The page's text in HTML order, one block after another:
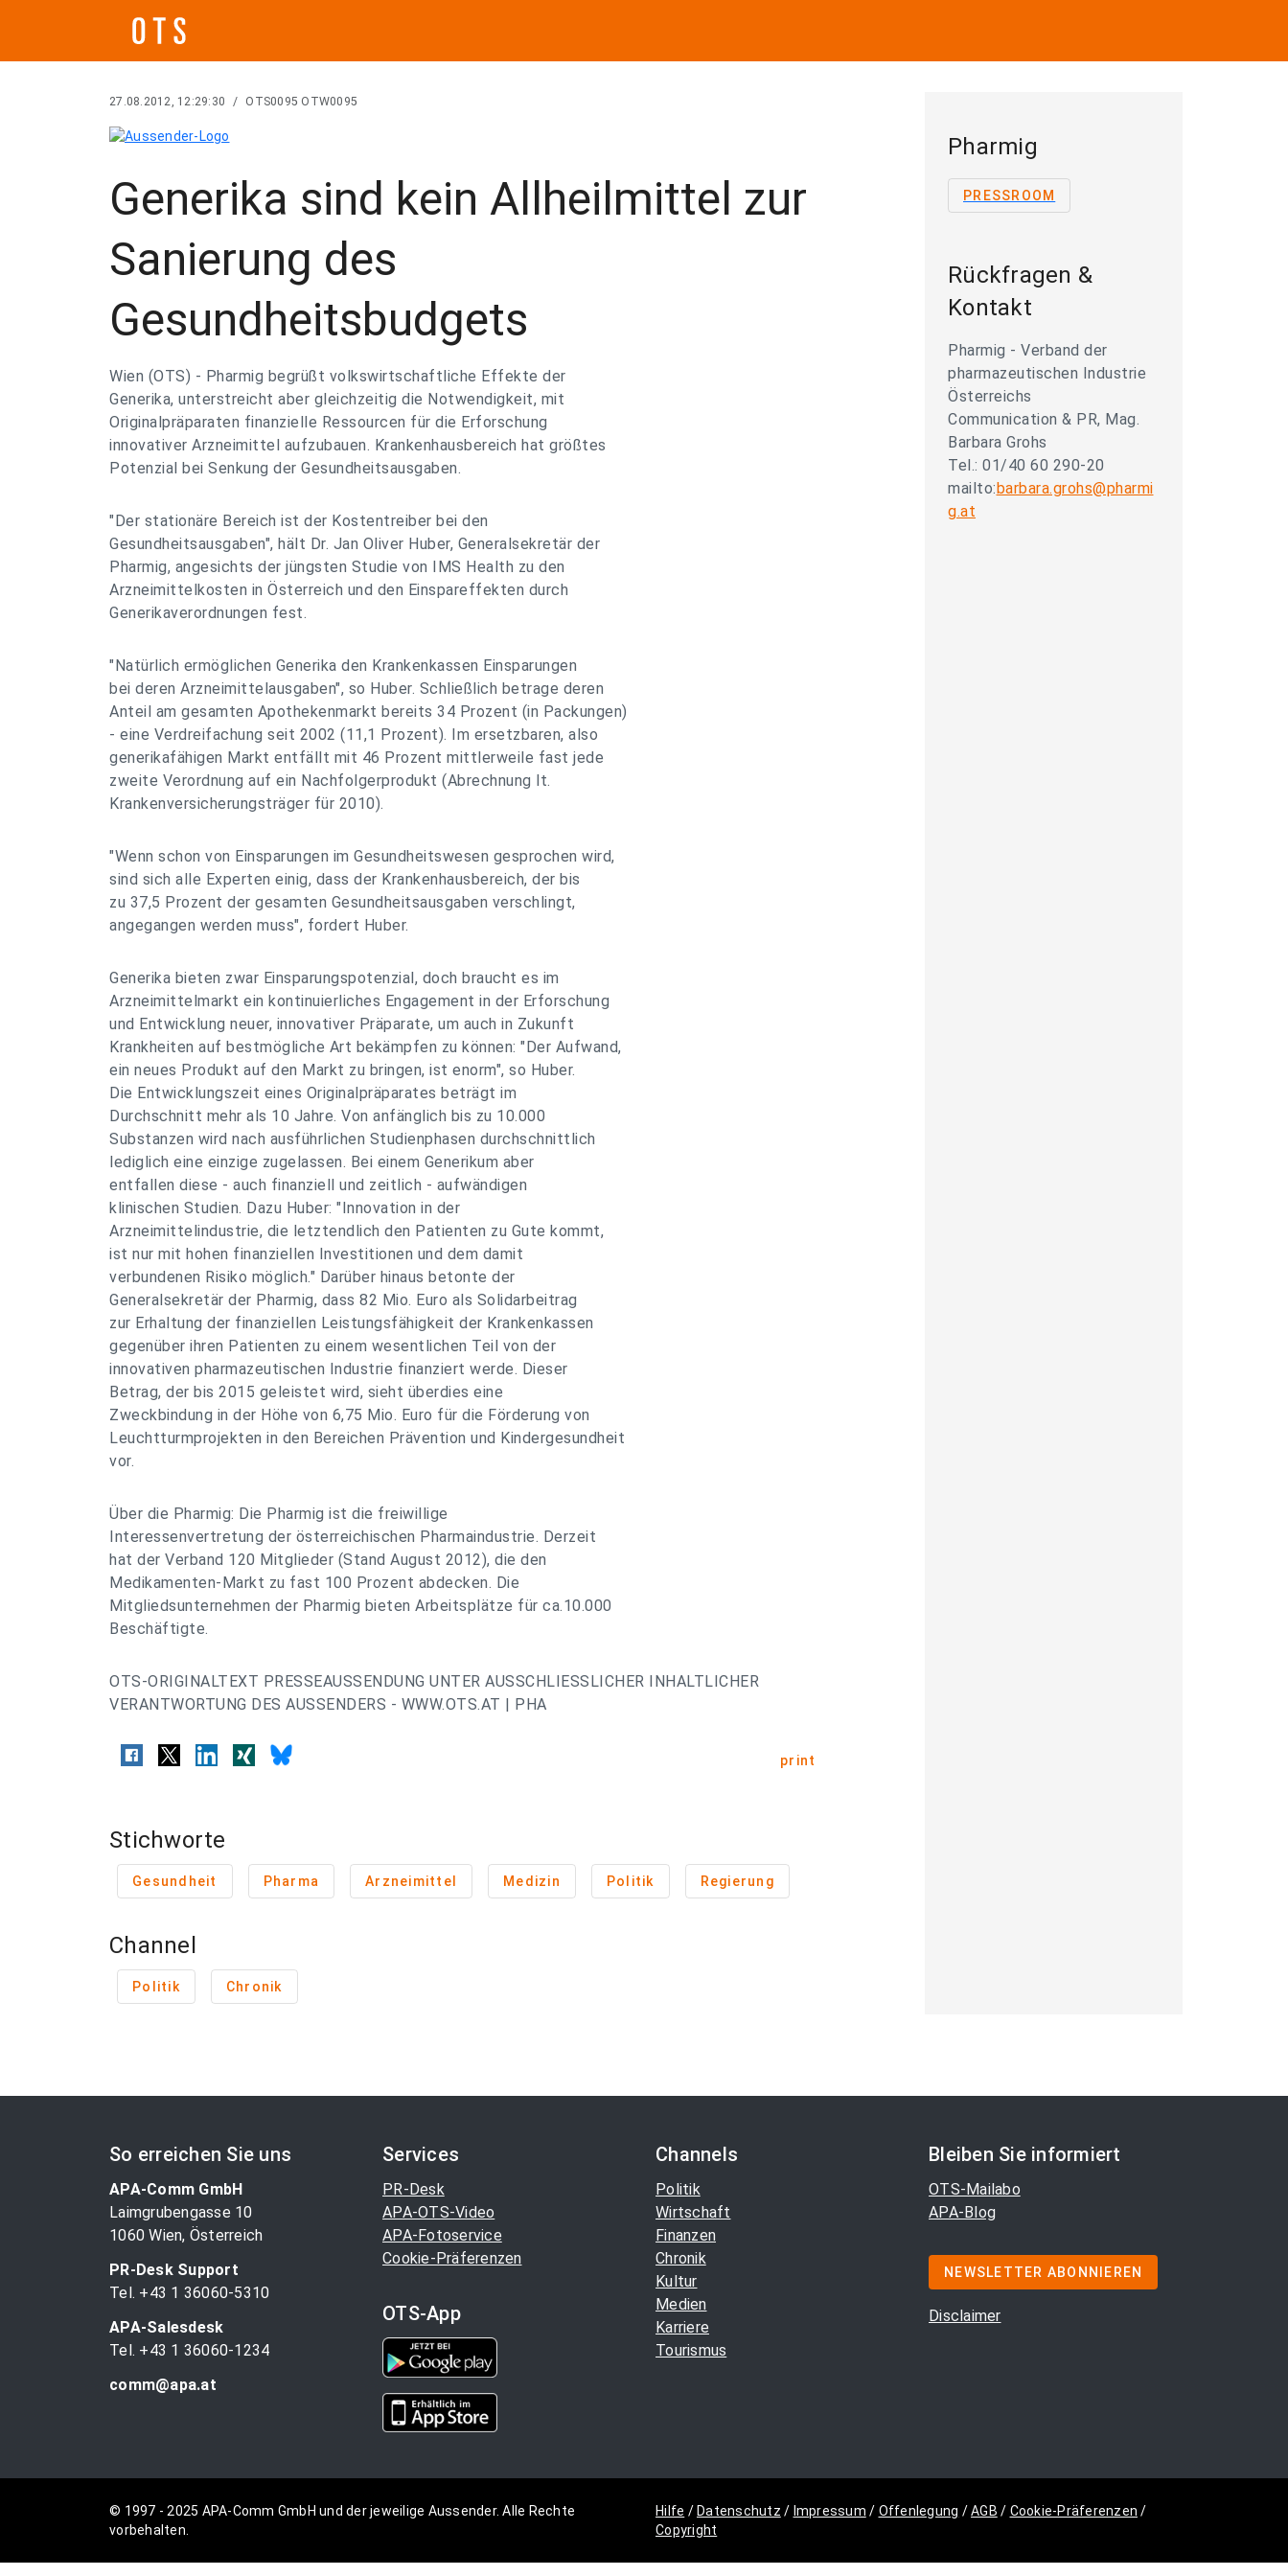
27.08.2012, 12:29:30 / OTS0095 OTW0095
Generika sind kein Allheilmittel zur
Sanierung des
Gesundheitsbudgets
Wien (OTS) - Pharmig begrüßt volkswirtschaftliche Effekte der
Generika, unterstreicht aber gleichzeitig die Notwendigkeit, mit
Originalpräparaten finanzielle Ressourcen für die Erforschung
innovativer Arzneimittel aufzubauen. Krankenhausbereich hat größtes
Potenzial bei Senkung der Gesundheitsausgaben.
"Der stationäre Bereich ist der Kostentreiber bei den
Gesundheitsausgaben", hält Dr. Jan Oliver Huber, Generalsekretär der
Pharmig, angesichts der jüngsten Studie von IMS Health zu den
Arzneimittelkosten in Österreich und den Einspareffekten durch
Generikaverordnungen fest.
"Natürlich ermöglichen Generika den Krankenkassen Einsparungen
bei deren Arzneimittelausgaben", so Huber. Schließlich betrage deren
Anteil am gesamten Apothekenmarkt bereits 34 Prozent (in Packungen)
- eine Verdreifachung seit 2002 (11,1 Prozent). Im ersetzbaren, also
generikafähigen Markt entfällt mit 46 Prozent mittlerweile fast jede
zweite Verordnung auf ein Nachfolgerprodukt (Abrechnung lt.
Krankenversicherungsträger für 2010).
"Wenn schon von Einsparungen im Gesundheitswesen gesprochen wird,
sind sich alle Experten einig, dass der Krankenhausbereich, der bis
zu 37,5 Prozent der gesamten Gesundheitsausgaben verschlingt,
angegangen werden muss", fordert Huber.
Generika bieten zwar Einsparungspotenzial, doch braucht es im
Arzneimittelmarkt ein kontinuierliches Engagement in der Erforschung
und Entwicklung neuer, innovativer Präparate, um auch in Zukunft
Krankheiten auf bestmögliche Art bekämpfen zu können: "Der Aufwand,
ein neues Produkt auf den Markt zu bringen, ist enorm", so Huber.
Die Entwicklungszeit eines Originalpräparates beträgt im
Durchschnitt mehr als 10 Jahre. Von anfänglich bis zu 10.000
Substanzen wird nach ausführlichen Studienphasen durchschnittlich
lediglich eine einzige zugelassen. Bei einem Generikum aber
entfallen diese - auch finanziell und zeitlich - aufwändigen
klinischen Studien. Dazu Huber: "Innovation in der
Arzneimittelindustrie, die letztendlich den Patienten zu Gute kommt,
ist nur mit hohen finanziellen Investitionen und dem damit
verbundenen Risiko möglich." Darüber hinaus betonte der
Generalsekretär der Pharmig, dass 82 Mio. Euro als Solidarbeitrag
zur Erhaltung der finanziellen Leistungsfähigkeit der Krankenkassen
gegenüber ihren Patienten zu einem wesentlichen Teil von der
innovativen pharmazeutischen Industrie finanziert werde. Dieser
Betrag, der bis 2015 geleistet wird, sieht überdies eine
Zweckbindung in der Höhe von 6,75 Mio. Euro für die Förderung von
Leuchtturmprojekten in den Bereichen Prävention und Kindergesundheit
vor.
Über die Pharmig: Die Pharmig ist die freiwillige
Interessenvertretung der österreichischen Pharmaindustrie. Derzeit
hat der Verband 120 Mitglieder (Stand August 2012), die den
Medikamenten-Markt zu fast 100 Prozent abdecken. Die
Mitgliedsunternehmen der Pharmig bieten Arbeitsplätze für ca.10.000
Beschäftigte.
OTS-ORIGINALTEXT PRESSEAUSSENDUNG UNTER AUSSCHLIESSLICHER INHALTLICHER
VERANTWORTUNG DES AUSSENDERS - WWW.OTS.AT | PHA
print
Stichworte
Gesundheit Pharma Arzneimittel Medizin Politik Regierung
Channel
Politik Chronik
Pharmig
PRESSROOM
Rückfragen &
Kontakt
Pharmig - Verband der
pharmazeutischen Industrie
Österreichs
Communication & PR, Mag.
Barbara Grohs
Tel.: 01/40 60 290-20
mailto:barbara.grohs@pharmi
g.at
So erreichen Sie uns
APA-Comm GmbH
Laimgrubengasse 10
1060 Wien, Österreich
PR-Desk Support
Tel. +43 1 36060-5310
APA-Salesdesk
Tel. +43 1 36060-1234
comm@apa.at
Services
PR-Desk
APA-OTS-Video
APA-Fotoservice
Cookie-Präferenzen
OTS-App
Channels
Politik
Wirtschaft
Finanzen
Chronik
Kultur
Medien
Karriere
Tourismus
Bleiben Sie informiert
OTS-Mailabo
APA-Blog
NEWSLETTER ABONNIEREN
Disclaimer
© 1997 - 2025 APA-Comm GmbH und der jeweilige Aussender. Alle Rechte
vorbehalten.
Hilfe / Datenschutz / Impressum / Offenlegung /AGB / Cookie-Präferenzen /
Copyright